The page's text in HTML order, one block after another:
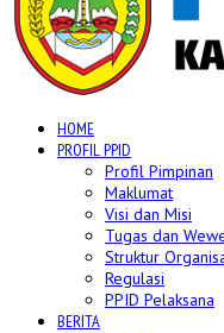
HOME
PROFIL PPID
Profil Pimpinan
Maklumat
Visi dan Misi
Tugas dan
Struktur
Regulasi
PPID Pelaksana
BERITA